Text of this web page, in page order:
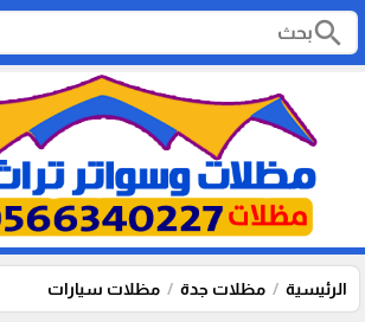
search
الرئيسية مظلات جدة مظلات سيارات